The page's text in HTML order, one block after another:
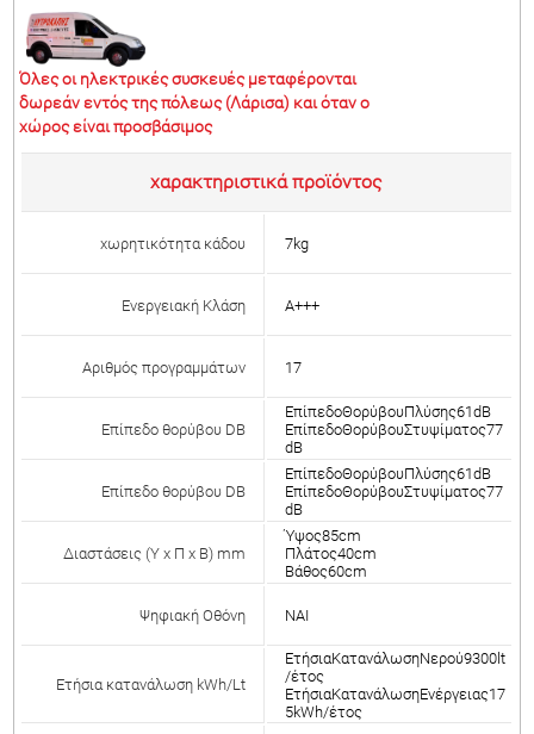
Όλες οι ηλεκτρικές συσκευές μεταφέρονται
δωρεάν εντός της πόλεως (Λάρισα) και όταν ο
χώρος είναι προσβάσιμος
χαρακτηριστικά προϊόντος
χωρητικότητα κάδου 7kg
Ενεργειακή Κλάση A+++
Αριθμός προγραμμάτων 17
Επίπεδο θορύβου DB
ΕπίπεδοΘορύβουΠλύσης61dB
ΕπίπεδοΘορύβουΣτυψίματος77
dB
Επίπεδο θορύβου DB
ΕπίπεδοΘορύβουΠλύσης61dB
ΕπίπεδοΘορύβουΣτυψίματος77
dB
Διαστάσεις (Υ χ Π χ Β) mm
Ύψος85cm
Πλάτος40cm
Βάθος60cm
Ψηφιακή Οθόνη ΝΑΙ
Ετήσια κατανάλωση kWh/Lt
ΕτήσιαΚατανάλωσηΝερού9300lt
/έτος
ΕτήσιαΚατανάλωσηΕνέργειας17
5kWh/έτος